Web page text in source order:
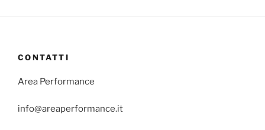
CONTATTI
Area Performance
info@areaperformance.it